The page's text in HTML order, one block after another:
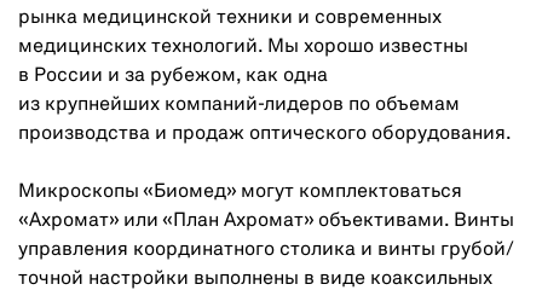
рынка медицинской техники и современных
медицинских технологий. Мы хорошо известны
в России и за рубежом, как одна
из крупнейших компаний-лидеров по объемам
производства и продаж оптического оборудования.
Микроскопы «Биомед» могут комплектоваться
«Ахромат» или «План Ахромат» объективами. Винты
управления координатного столика и винты грубой/
точной настройки выполнены в виде коаксильных